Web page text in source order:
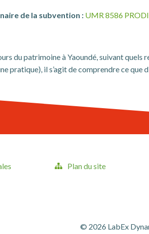
de la subvention : UMR 8586
du patrimoine à Yaoundé, suivant
pratique), il s’agit de comprendre ce que
Plan du site
© 2026 LabEx